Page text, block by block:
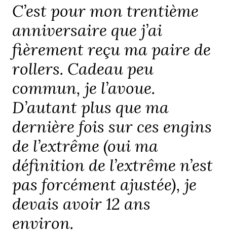
C’est pour mon trentième
anniversaire que j’ai
fièrement reçu ma paire de
rollers. Cadeau peu
commun, je l’avoue.
D’autant plus que ma
dernière fois sur ces engins
de l’extrême (oui ma
définition de l’extrême n’est
pas forcément ajustée), je
devais avoir 12 ans
environ.